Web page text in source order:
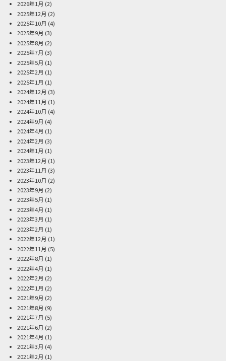
2026年1月 (2)
2025年12月 (2)
2025年10月 (4)
2025年9月 (3)
2025年8月 (2)
2025年7月 (3)
2025年5月 (1)
2025年2月 (1)
2025年1月 (1)
2024年12月 (3)
2024年11月 (1)
2024年10月 (4)
2024年9月 (4)
2024年4月 (1)
2024年2月 (3)
2024年1月 (1)
2023年12月 (1)
2023年11月 (3)
2023年10月 (2)
2023年9月 (2)
2023年5月 (1)
2023年4月 (1)
2023年3月 (1)
2023年2月 (1)
2022年12月 (1)
2022年11月 (5)
2022年8月 (1)
2022年4月 (1)
2022年2月 (2)
2022年1月 (2)
2021年9月 (2)
2021年8月 (9)
2021年7月 (5)
2021年6月 (2)
2021年4月 (1)
2021年3月 (4)
2021年2月 (1)